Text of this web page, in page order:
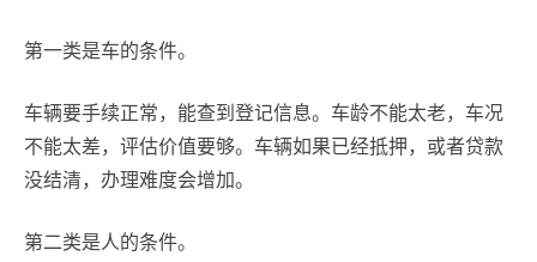
第一类是车的条件。
车辆要手续正常，能查到登记信息。车龄不能太老，车况
不能太差，评估价值要够。车辆如果已经抵押，或者贷款
没结清，办理难度会增加。
第二类是人的条件。